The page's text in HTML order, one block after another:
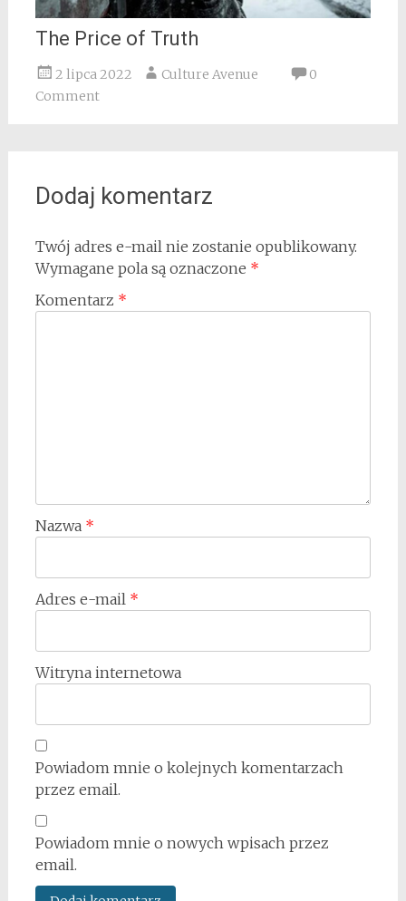
The Price of Truth
2 lipca 2022 Culture Avenue
0
Comment
Dodaj komentarz
Twój adres e-mail nie zostanie opublikowany.
Wymagane pola są oznaczone *
Komentarz *
Nazwa *
Adres e-mail *
Witryna internetowa
Powiadom mnie o kolejnych komentarzach
przez email.
Powiadom mnie o nowych wpisach przez
email.